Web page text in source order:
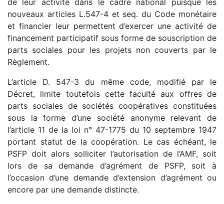
de leur activité dans le cadre national puisque les
nouveaux articles L.547-4 et seq. du Code monétaire
et financier leur permettent d’exercer une activité de
financement participatif sous forme de souscription de
parts sociales pour les projets non couverts par le
Règlement.
L’article D. 547-3 du même code, modifié par le
Décret, limite toutefois cette faculté aux offres de
parts sociales de sociétés coopératives constituées
sous la forme d’une société anonyme relevant de
l’article 11 de la loi n° 47-1775 du 10 septembre 1947
portant statut de la coopération. Le cas échéant, le
PSFP doit alors solliciter l’autorisation de l’AMF, soit
lors de sa demande d’agrément de PSFP, soit à
l’occasion d’une demande d’extension d’agrément ou
encore par une demande distincte.